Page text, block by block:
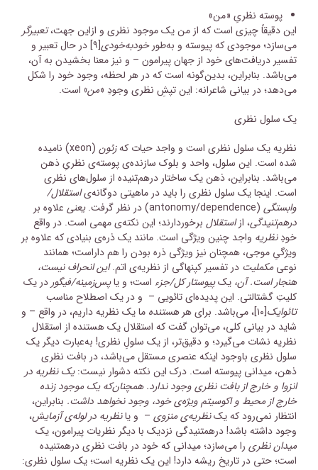
پوسته نظریِ «من»
این دقیقاً چیزی است که از من یک موجود نظری و ازاین جهت،تعبیرگر
می‌سازد؛ موجودی که پیوسته و به‌طورخودبه‌خودی[۹]
در حال تعبیر و
تفسیر دریافت‌های خود از جهان پیرامون – و نیز معنا بخشیدن به آن،
می‌باشد. بنابراین، بدین‌گونه است که در هر لحظه، وجود خود را شکل
می‌دهد؛ در بیانی شاعرانه: این تپشِ نظری وجودِ «من» است.
یک سلول نظری
نظریه یک سلول نظری است و واجد حیات کهزئون
(xeon) نامیده
شده است. این سلول، واحد و بلوک سازنده‌ی پوسته‌ی نظریِ ذهن
می‌باشد. بنابراین، ذهن یک ساختار درهم‌تنیده از سلول‌های نظری
است. اینجا یک سلول نظری را باید در ماهیتی دوگانه‌یاستقلال/
وابستگی (antonomy/dependence) در نظر گرفت. یعنی علاوه بر
درهم‌تنیدگی، ازاستقلال برخوردارند؛ این نکته‌ی مهمی است. در واقع
خودِنظریه واجد چنین ویژگی است. مانند یک ذره‌ی بنیادی که علاوه بر
ویژگیِ موجی، همچنان نیز ویژگی ذره بودن را هم داراست؛ همانند
نوعی مکملیت در تفسیر کپنهاگی از نظریه‌ی اتم.این انحراف نیست،
هنجار است. آن، یکپیوستار کل/جزء است؛ و یاپس‌زمینه/فیگور در یک
کلیتِ گشتالتی. این پدیده‌ای تائویی – و در یک اصطلاح مناسب
تائوایک[۱۰] ، می‌باشد. برای هرهستنده ما یک نظریه داریم، در واقع – و
شاید در بیانی کلی، می‌توان گفت که استقلال یک هستنده از استقلال
نظریه نشات می‌گیرد؛ و دقیق‌تر، از یک سلولِ نظری! به‌عبارت دیگر یک
سلول نظری باوجود اینکه عنصری مستقل می‌باشد، در بافت نظری
ذهن، میدانی پیوسته است. درک این نکته دشوار نیست:یک نظریه در
انزوا و خارج از بافت نظری وجود ندارد. همچنان‌که یک موجود زنده
خارج از محیط و اکوسیتم ویژه‌ی خود، وجود نخواهد داشت. بنابراین،
انتظار نمی‌رود که یکنظریه‌ی منزوی – و یانظریه در لوله‌ی آزمایش،
وجود داشته باشد! درهمتنیدگی نزدیک با دیگر نظریات پیرامون، یک
میدان نظری را می‌سازد؛ میدانی که خود در بافت نظری درهمتنیده
است؛ حتی در تاریخ ریشه دارد! این یک نظریه است؛ یک سلول نظری: